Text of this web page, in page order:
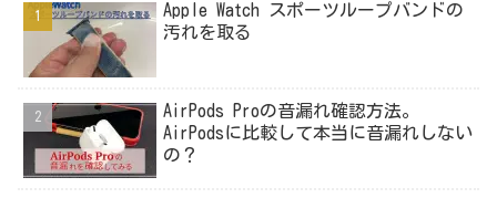
Apple Watch スポーツループバンドの
汚れを取る
AirPods Proの音漏れ確認方法。
AirPodsに比較して本当に音漏れしない
の？